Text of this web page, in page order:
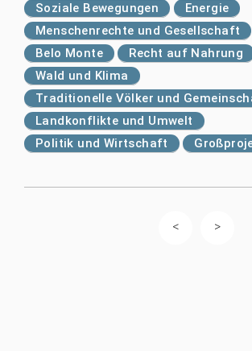
Soziale Bewegungen
Energie
Menschenrechte und Gesellschaft
Belo Monte
Recht auf Nahrung
Wald und Klima
Traditionelle Völker und
Landkonflikte und Umwelt
Politik und Wirtschaft